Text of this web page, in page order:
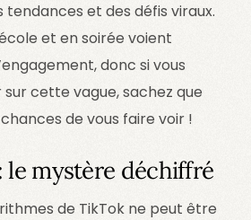
tendances et des défis viraux.
et en soirée voient
donc si vous
cette vague, sachez que
de vous faire voir !
le mystère déchiffré
de TikTok ne peut être